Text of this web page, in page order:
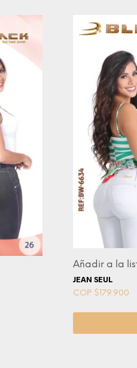
Añadir a la
JEAN SEUL
COP $ 179.900